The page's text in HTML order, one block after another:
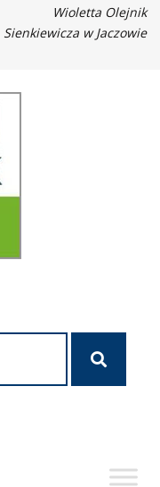
Wioletta Olejnik
w Jaczowie
Szukaj